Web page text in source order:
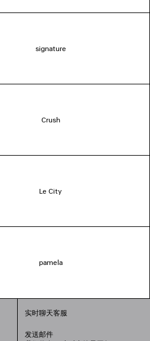
signature
Crush
Le City
pamela
实时聊天客服
发送邮件